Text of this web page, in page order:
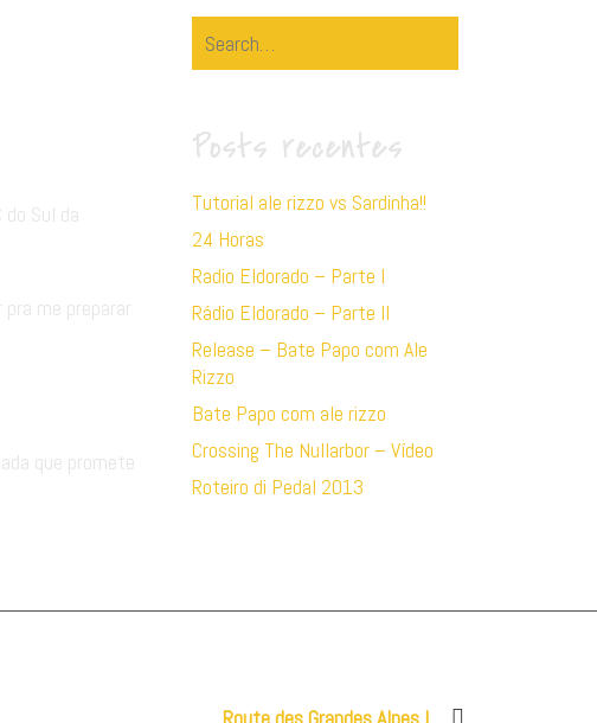
Sul da
me preparar
que promete
for:
Posts recentes
Tutorial ale rizzo vs Sardinha!!
24 Horas
Radio Eldorado – Parte I
Rádio Eldorado – Parte II
Release – Bate Papo com Ale
Rizzo
Bate Papo com ale rizzo
Crossing The Nullarbor – Vídeo
Roteiro di Pedal 2013